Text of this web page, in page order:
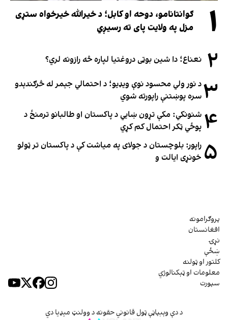
۱
ګوانتانامو، دوحه او کابل؛ د خیرالله خیرخواه ستړی
مزل په ولایت پای ته رسیږي
۲ نعناع؛ دا شین بوټی دروغتیا لپاره څه رازونه لري؟
۳د نور ولي محسود نوې ویډیو؛ د احتمالي جېمر له څرګندېدو
سره پوښتنې راپورته شوي
۴ شنونکي: مکې تړون ښايي د پاکستان او طالبانو ترمنځ د
پوځي ټکر احتمال کم کړي
۵ راپور: بلوچستان د جولای په میاشت کې د پاکستان تر ټولو
خونړی ایالت و
پروګرامونه
افغانستان
نړۍ
ښځې
کلتور او ټولنه
معلومات او ټېکنالوژي
سپورت
د دې وېبپاڼې ټول قانوني حقونه د وولنټ میډیا دي